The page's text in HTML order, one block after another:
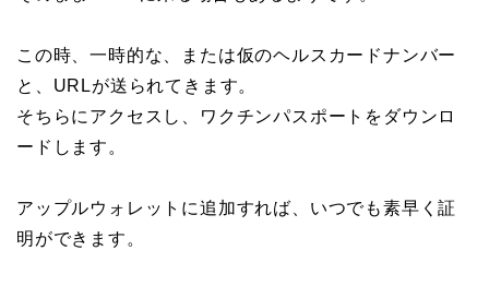
この時、一時的な、または仮のヘルスカードナンバー
と、URLが送られてきます。
そちらにアクセスし、ワクチンパスポートをダウンロ
ードします。
アップルウォレットに追加すれば、いつでも素早く証
明ができます。